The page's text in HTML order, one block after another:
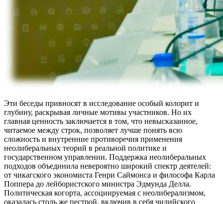
Эти беседы привносят в исследование особый колорит и
глубину, раскрывая личные мотивы участников. Но их
главная ценность заключается в том, что невысказанное,
читаемое между строк, позволяет лучше понять всю
сложность и внутренние противоречия применения
неолиберальных теорий в реальной политике и
государственном управлении. Поддержка неолиберальных
подходов объединила невероятно широкий спектр деятелей:
от чикагского экономиста Генри Саймонса и философа Карла
Поппера до лейбористского министра Эдмунда Делла.
Политическая когорта, ассоциируемая с неолиберализмом,
оказалась столь же пестрой, включив в себя чилийского